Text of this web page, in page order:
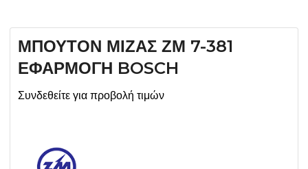
ΜΠΟΥΤΟΝ ΜΙΖΑΣ ΖΜ 7-381
ΕΦΑΡΜΟΓΗ BOSCH
Συνδεθείτε για προβολή τιμών